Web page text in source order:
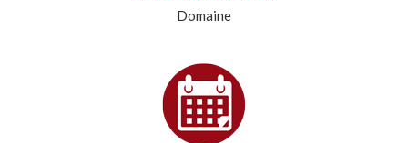
Domaine